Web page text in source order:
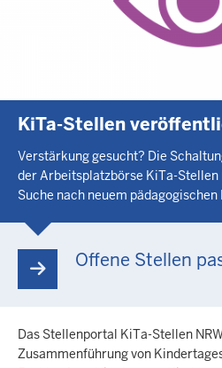
KiTa-Stellen
Verstärkung gesucht? Die
der Arbeitsplatzbörse KiTa-Stellen
Suche nach neuem pädagogischen
Offene Stellen
Das Stellenportal KiTa-Stellen
Zusammenführung von